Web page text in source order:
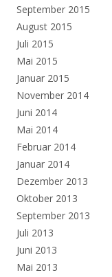
September 2015
August 2015
Juli 2015
Mai 2015
Januar 2015
November 2014
Juni 2014
Mai 2014
Februar 2014
Januar 2014
Dezember 2013
Oktober 2013
September 2013
Juli 2013
Juni 2013
Mai 2013